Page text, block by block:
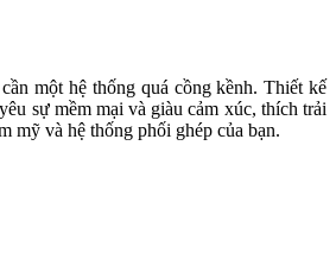
một hệ thống quá cồng kềnh. Thiết kế
sự mềm mại và giàu cảm xúc, thích trải
mỹ và hệ thống phối ghép của bạn.